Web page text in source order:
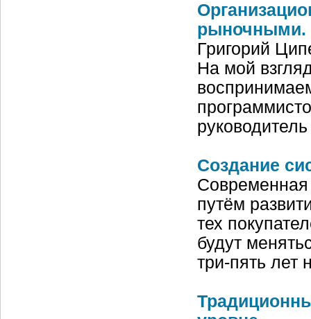
рыночными.
Григорий
На мой
Создание
Современная
путём
тех
будут
три-пять лет